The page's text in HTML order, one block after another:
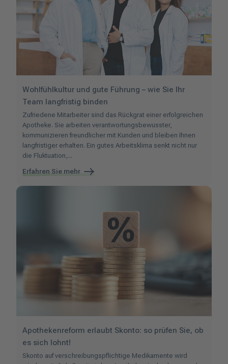
Wohlfühlkultur und gute Führung – wie Sie Ihr
Team langfristig binden
Zufriedene Mitarbeiter sind das Rückgrat einer erfolgreichen
Apotheke. Sie arbeiten verantwortungsbewusster,
kommunizieren freundlicher mit Kunden und bleiben Ihnen
langfristiger erhalten. Ein gutes Arbeitsklima senkt nicht nur
die Fluktuation,...
Erfahren Sie mehr
Apothekenreform erlaubt Skonto: so prüfen Sie, ob
es sich lohnt!
Skonto auf verschreibungspflichtige Medikamente wird